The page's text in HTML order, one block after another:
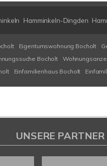
Hamminkeln-Dingden
Eigentumswohnung Bocholt
Bocholt
Einfamilienhaus Bocholt
UNSERE